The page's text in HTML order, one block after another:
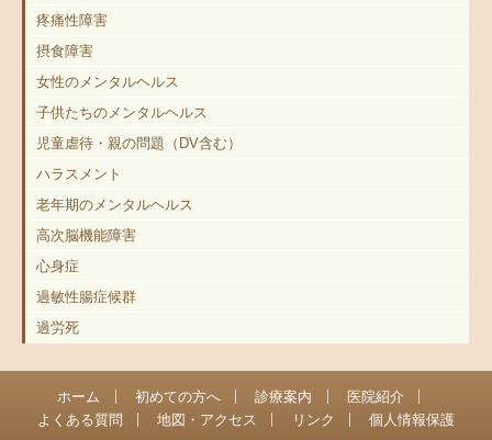
疼痛性障害
摂食障害
女性のメンタルヘルス
子供たちのメンタルヘルス
児童虐待・親の問題（DV含む）
ハラスメント
老年期のメンタルヘルス
高次脳機能障害
心身症
過敏性腸症候群
過労死
ホーム 初めての方へ 診療案内
医院紹介
よくある質問
地図・アクセス リンク 個人情報保護